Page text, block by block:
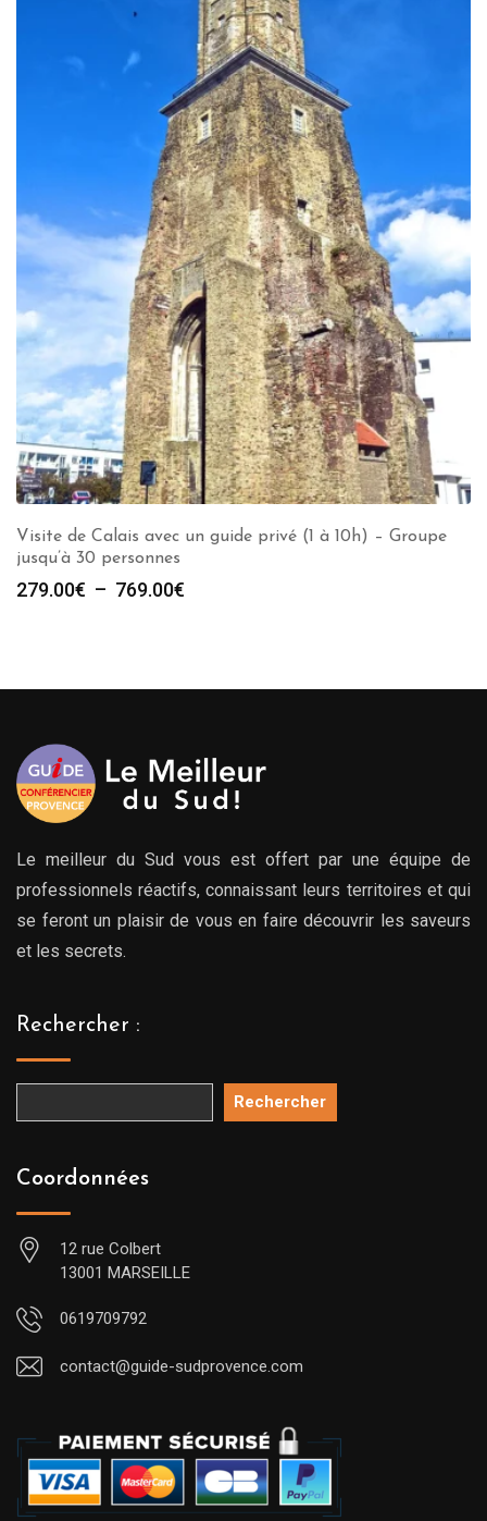
769.00€
Visite de Calais avec un guide privé (1 à 10h) – Groupe
jusqu’à 30 personnes
279.00€ – 769.00€
à
Le meilleur du Sud vous est offert par une équipe de
professionnels réactifs, connaissant leurs territoires et qui
se feront un plaisir de vous en faire découvrir les saveurs
et les secrets.
Rechercher :
Rechercher
Coordonnées
12 rue Colbert
13001 MARSEILLE
0619709792
contact@guide-sudprovence.com